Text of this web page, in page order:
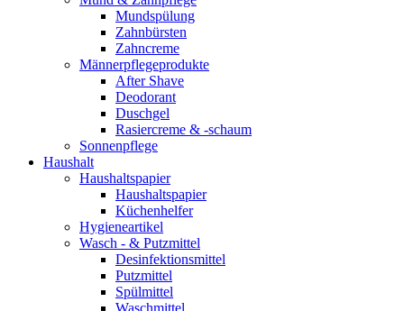
Mundspülung
Zahnbürsten
Zahncreme
Männerpflegeprodukte
After Shave
Deodorant
Duschgel
Rasiercreme & -schaum
Sonnenpflege
Haushalt
Haushaltspapier
Haushaltspapier
Küchenhelfer
Hygieneartikel
Wasch - & Putzmittel
Desinfektionsmittel
Putzmittel
Spülmittel
Waschmittel